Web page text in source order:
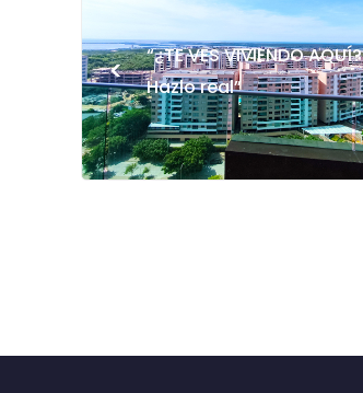
<
“¿TE VES VIVIENDO AQUÍ?
Hazlo real”